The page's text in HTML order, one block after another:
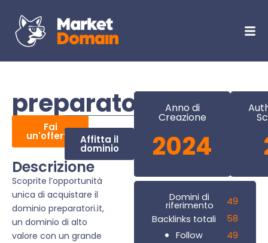
preparatori.it
Fai
un'offerta Affitta il
dominio
Descrizione
Scoprite l’opportunità
unica di acquistare il
dominio preparatori.it,
un dominio di alto
valore con un grande
Anno di
Creazione
2024
Domini di
riferimento
49
Backlinks totali
58
Follow
49